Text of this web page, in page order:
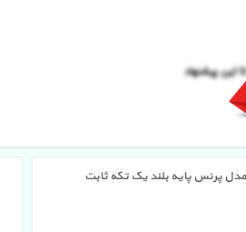
این پیشنهاد
پرنس پایه بلند یک تکه ثابت